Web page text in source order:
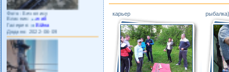
Фото: Без опису
Власник:
watt
Галерея:
Війна
Додано: 2022-06-09
карьер